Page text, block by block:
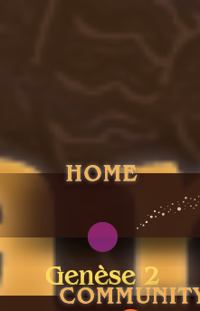
Genèse 2